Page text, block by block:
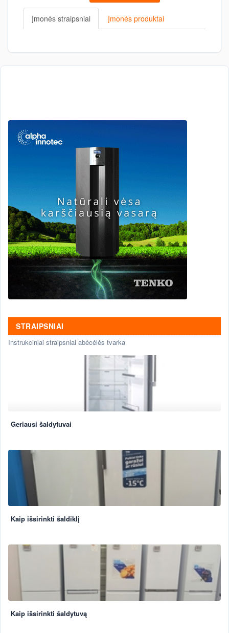
Įmonės straipsniai Įmonės produktai
STRAIPSNIAI
Instrukciniai straipsniai abėcėlės tvarka
Geriausi šaldytuvai
Kaip išsirinkti šaldiklį
Kaip išsirinkti šaldytuvą